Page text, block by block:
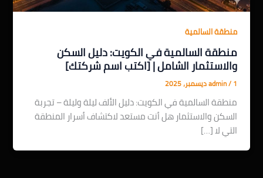
منطقة السالمية
منطقة السالمية في الكويت: دليل السكن
والاستثمار الشامل | [اكتب اسم شركتك]
admin/1 ديسمبر، 2025
منطقة السالمية في الكويت: دليل الألف ليلة وليلة – تجربة
السكن والاستثمار هل أنت مستعد لاكتشاف أسرار المنطقة
التي لا […]